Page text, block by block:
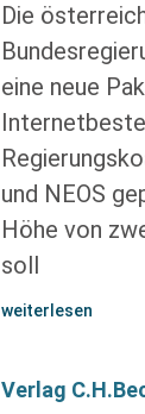
Die
eine neue
und NEOS
Höhe von
soll
weiterlesen
Verlag